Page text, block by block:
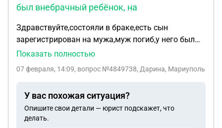
был внебрачный ребёнок, на
Здравствуйте,состояли в браке,есть сын
зарегистрирован на мужа,муж погиб,у него был
внебрачный ребёнок,на момент первой выплаты
сына»,дочь его была ещё не доказана
как начались судебные разбирательства.Имеет
ли дочь право на выплаты путинские,если на
момент выплаты,ещё не была узаконена за
Показать полностью
07 февраля, 14:09, вопрос №4849738, Дарина, Мариуполь
У вас похожая ситуация?
Опишите свои детали — юрист подскажет, что
делать.